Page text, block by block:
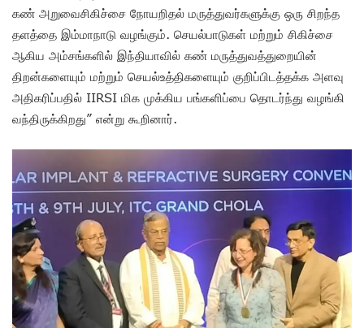
கண் அறுவைசிகிச்சை நோயறிதல் மருத்துவர்களுக்கு ஒரு சிறந்த
தளத்தை இம்மாநாடு வழங்கும். செயல்பாடுகள் மற்றும் சிகிச்சை
ஆகிய அம்சங்களில் இந்தியாவில் கண் மருத்துவத்துறையின்
திறன்களையும் மற்றும் செயல்உத்திகளையும் குறிப்பிடத்தக்க அளவு
அதிகரிப்பதில் IIRSI மிக முக்கிய பங்களிப்பை தொடர்ந்து வழங்கி
வந்திருக்கிறது” என்று கூறினார்.